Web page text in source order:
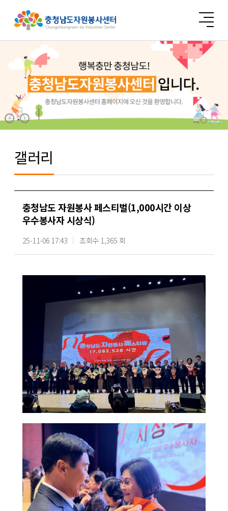
갤러리
충청남도 자원봉사 페스티벌(1,000시간 이상
우수봉사자 시상식)
25-11-06 17:43 조회수 1,365 회